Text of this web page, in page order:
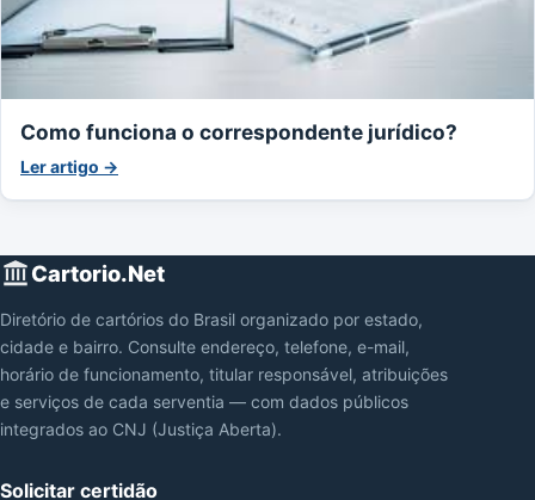
Como funciona o correspondente jurídico?
Ler artigo →
Cartorio.Net
Diretório de cartórios do Brasil organizado por estado,
cidade e bairro. Consulte endereço, telefone, e-mail,
horário de funcionamento, titular responsável, atribuições
e serviços de cada serventia — com dados públicos
integrados ao CNJ (Justiça Aberta).
Solicitar certidão